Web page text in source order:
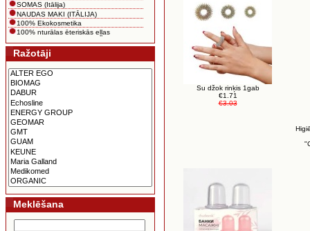
SOMAS (Itālija)
NAUDAS MAKI (ITĀLIJA)
100% Ekokosmetika
100% nturālas ēteriskās eļļas
Ražotāji
Meklēšana
Su džok rinķis 1gab
€1.71
€3.03